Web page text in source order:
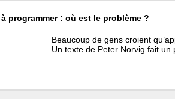
programmer : où est le problème ?
Beaucoup de gens croient
Un texte de Peter Norvig fait